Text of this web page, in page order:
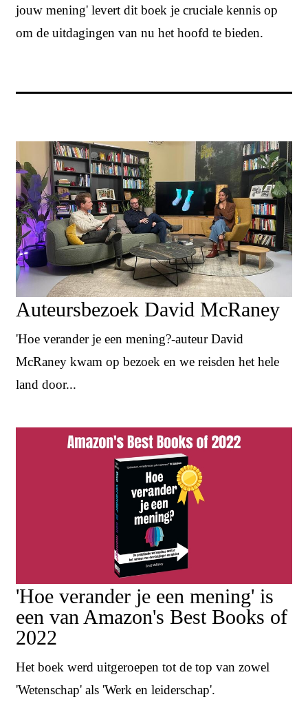
jouw mening' levert dit boek je cruciale kennis op
om de uitdagingen van nu het hoofd te bieden.
Auteursbezoek David McRaney
'Hoe verander je een mening?-auteur David
McRaney kwam op bezoek en we reisden het hele
land door...
'Hoe verander je een mening' is
een van Amazon's Best Books of
2022
Het boek werd uitgeroepen tot de top van zowel
'Wetenschap' als 'Werk en leiderschap'.